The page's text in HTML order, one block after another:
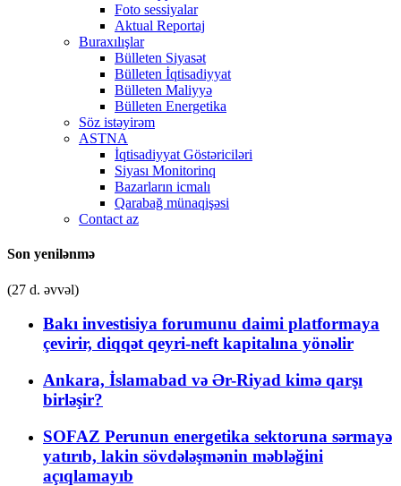
Foto sessiyalar
Aktual Reportaj
Buraxılışlar
Bülleten Siyasət
Bülleten İqtisadiyyat
Bülleten Maliyyə
Bülleten Energetika
Söz istəyirəm
ASTNA
İqtisadiyyat Göstəriciləri
Siyası Monitorinq
Bazarların icmalı
Qarabağ münaqişəsi
Contact az
Son yenilənmə
(27 d. əvvəl)
Bakı investisiya forumunu daimi platformaya
çevirir, diqqət qeyri-neft kapitalına yönəlir
Ankara, İslamabad və Ər-Riyad kimə qarşı
birləşir?
SOFAZ Perunun energetika sektoruna sərmayə
yatırıb, lakin sövdələşmənin məbləğini
açıqlamayıb